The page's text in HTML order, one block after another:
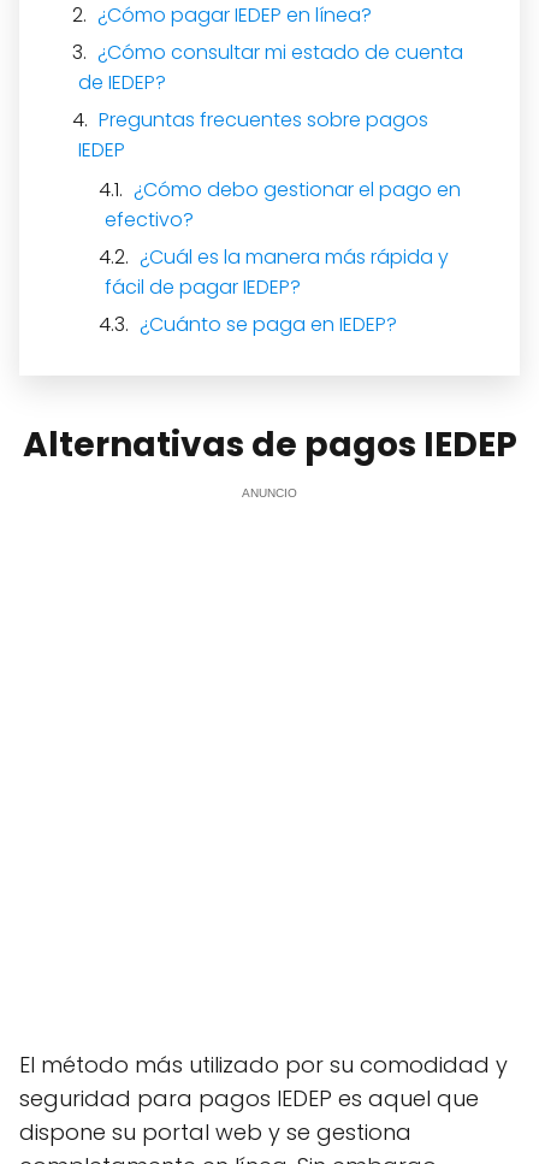
¿Cómo pagar IEDEP en línea?
¿Cómo consultar mi estado de cuenta
de IEDEP?
Preguntas frecuentes sobre pagos
IEDEP
¿Cómo debo gestionar el pago en
efectivo?
¿Cuál es la manera más rápida y
fácil de pagar IEDEP?
¿Cuánto se paga en IEDEP?
Alternativas de pagos IEDEP
ANUNCIO
El método más utilizado por su comodidad y
seguridad para pagos IEDEP es aquel que
dispone su portal web y se gestiona